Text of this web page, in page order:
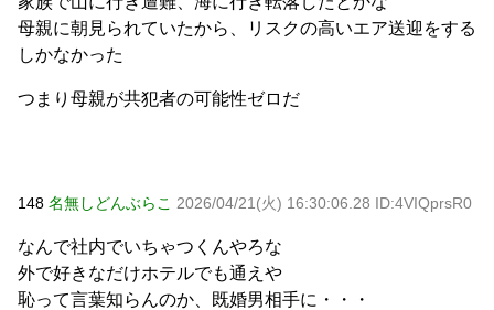
母親に朝見られていたから、リスクの高いエア送迎をする
しかなかった
つまり母親が共犯者の可能性ゼロだ
148 名無しどんぶらこ 2026/04/21(火) 16:30:06.28 ID:4VIQprsR0
なんで社内でいちゃつくんやろな
外で好きなだけホテルでも通えや
恥って言葉知らんのか、既婚男相手に・・・